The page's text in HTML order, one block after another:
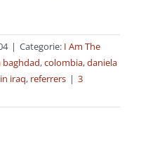
| Categorie: I Am The
baghdad,colombia,daniela
iraq, referrers | 3